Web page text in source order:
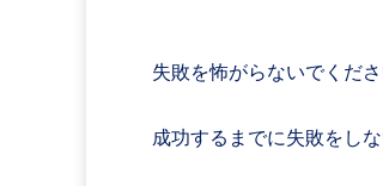
失敗を怖がらないでくださ
成功するまでに失敗をし